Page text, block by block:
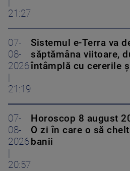
21:27
07-
08-
2026
21:19
Sistemul e-Terra va
săptămâna viitoare,
întâmplă cu cererile
07-
08-
2026
20:57
Horoscop 8 august
O zi în care o să
banii